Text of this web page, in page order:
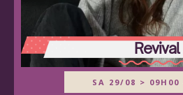
Revival
SA 29/08 > 09H00